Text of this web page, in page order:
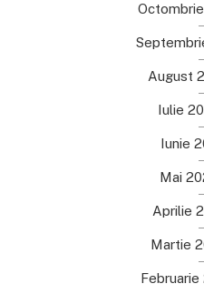
August
Iulie
Iunie
Mai
Aprilie
Martie